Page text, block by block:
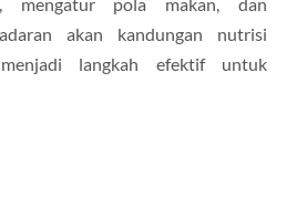
akan kandungan nutrisi
langkah efektif untuk